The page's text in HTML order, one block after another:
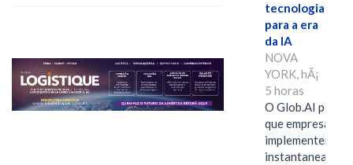
tecnologia
para a era
da IA
NOVA
YORK, hÃ¡
5 horas
O Glob.AI
que empresas
implementem